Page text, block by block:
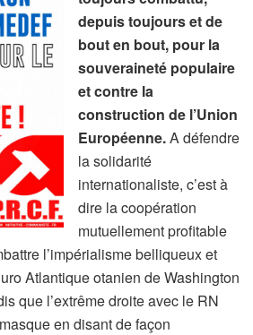
depuis toujours et de
bout en bout, pour la
souveraineté populaire
et contre la
construction de l’Union
Européenne.A défendre
la solidarité
internationaliste, c’est à
dire la coopération
mutuellement profitable
l’impérialisme belliqueux et
Atlantique otanien de Washington
que l’extrême droite avec le RN
en disant de façon